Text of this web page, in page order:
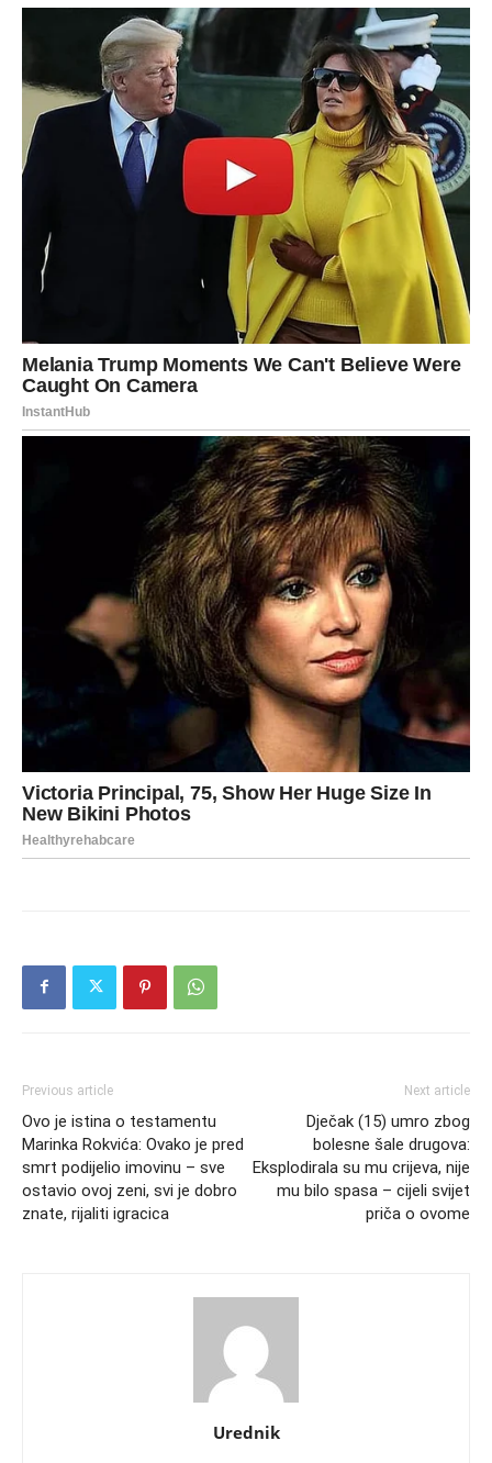
Previous article
Ovo je istina o testamentu
Marinka Rokvića: Ovako je pred
smrt podijelio imovinu – sve
ostavio ovoj zeni, svi je dobro
znate, rijaliti igracica
Next article
Dječak (15) umro zbog
bolesne šale drugova:
Eksplodirala su mu crijeva, nije
mu bilo spasa – cijeli svijet
priča o ovome
Urednik